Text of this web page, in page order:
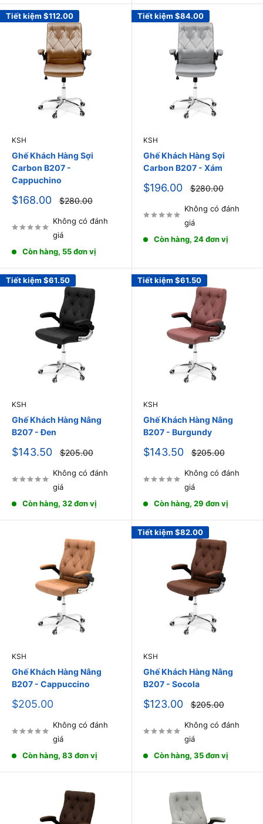
Tiết kiệm $112.00
KSH
Ghế Khách Hàng Sợi
Carbon B207 -
Cappuchino
Giá
$168.00
Giá
thông
thường
$280.00
Không có đánh
giá
Còn hàng, 55 đơn vị
Tiết kiệm $84.00
KSH
Ghế Khách Hàng Sợi
Carbon B207 - Xám
Giá
$196.00
Giá
thông
thường
$280.00
Không có đánh
giá
Còn hàng, 24 đơn vị
Tiết kiệm $61.50
KSH
Ghế Khách Hàng Nâng
B207 - Đen
Giá
$143.50
Giá
thông
thường
$205.00
Không có đánh
giá
Còn hàng, 32 đơn vị
Tiết kiệm $61.50
KSH
Ghế Khách Hàng Nâng
B207 - Burgundy
Giá
$143.50
Giá
thông
thường
$205.00
Không có đánh
giá
Còn hàng, 29 đơn vị
KSH
Ghế Khách Hàng Nâng
B207 - Cappuccino
Giá
$205.00
Không có đánh
giá
Còn hàng, 83 đơn vị
Tiết kiệm $82.00
KSH
Ghế Khách Hàng Nâng
B207 - Socola
Giá
$123.00
Giá
thông
thường
$205.00
Không có đánh
giá
Còn hàng, 35 đơn vị